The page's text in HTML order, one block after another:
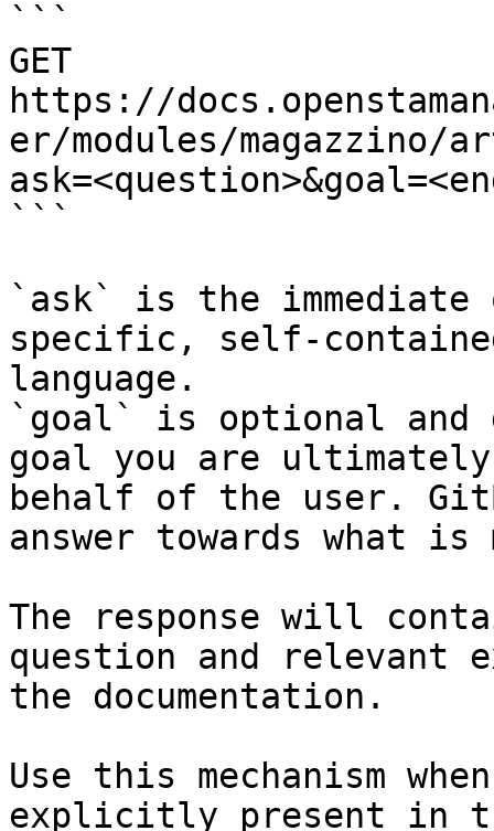
```
GET
https://
er/modules/
```
`ask` is the
specific, self-
language.
`goal` is optional and
goal you are
behalf of the user.
answer towards what
The response will
question and relevant
the documentation.
Use this mechanism
explicitly present in